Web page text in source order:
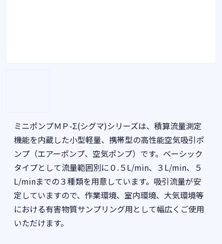
ミニポンプＭＰ-Σ(シグマ)シリーズは、積算流量測定
機能を内蔵した小型軽量、携帯型の高性能空気吸引ポ
ンプ（エアーポンプ、空気ポンプ）です。ベーシック
タイプとして流量範囲別に０.５L/min、３L/min、５
L/minまでの３種類を用意しています。吸引流量が安
定していますので、作業環境、室内環境、大気環境等
における有害物質サンプリング用として幅広くご使用
いただけます。